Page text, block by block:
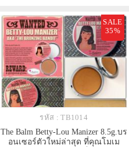
SALE
35%
รหัส : TB1014
The Balm Betty-Lou Manizer 8.5g.บร
อนเซอร์ตัวใหม่ล่าสุด ที่คุณโมเม